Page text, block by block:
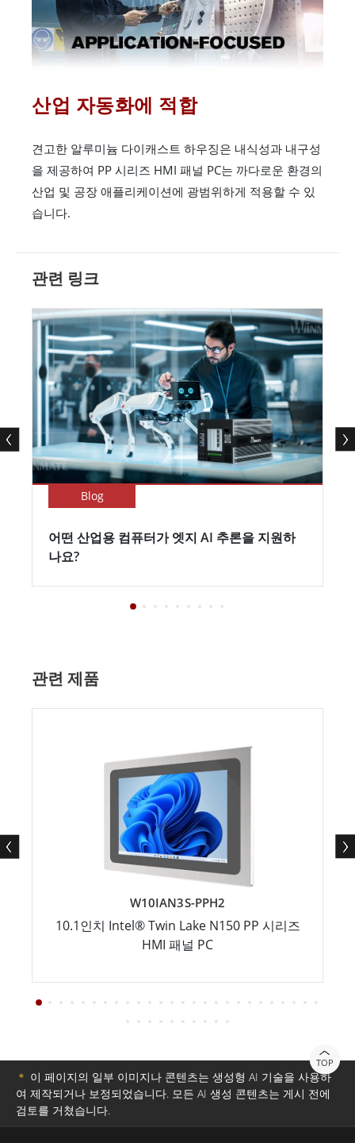
산업 자동화에 적합
견고한 알루미늄 다이캐스트 하우징은 내식성과 내구성
을 제공하여 PP 시리즈 HMI 패널 PC는 까다로운 환경의
산업 및 공장 애플리케이션에 광범위하게 적용할 수 있
습니다.
관련 링크
Blog
어떤 산업용 컴퓨터가 엣지 AI 추론을 지원하
나요?
관련 제품
W10IAN3S-PPH2
10.1인치 Intel® Twin Lake N150 PP 시리즈
HMI 패널 PC
TOP
＊ 이 페이지의 일부 이미지나 콘텐츠는 생성형 AI 기술을 사용하
여 제작되거나 보정되었습니다. 모든 AI 생성 콘텐츠는 게시 전에
검토를 거쳤습니다.